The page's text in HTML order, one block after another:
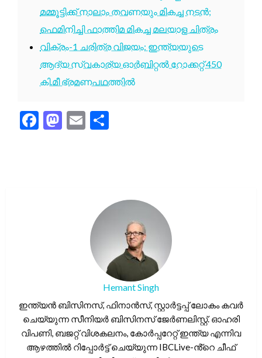
മമ്മൂട്ടിക്ക് നാലാം തവണയും മികച്ച നടൻ;
ഫെമിനിച്ചി ഫാത്തിമ മികച്ച മലയാള ചിത്രം
വിക്രം-1 ചരിത്ര വിജയം: ഇന്ത്യയുടെ
ആദ്യ സ്വകാര്യ ഓർബിറ്റൽ റോക്കറ്റ് 450
കി.മീ ഭ്രമണപഥത്തിൽ
Facebook
Mastodon
Email
Hemant Singh
ഇന്ത്യൻ ബിസിനസ്, ഫിനാൻസ്, സ്റ്റാർട്ടപ്പ് ലോകം കവർ
ചെയ്യുന്ന സീനിയർ ബിസിനസ് ജേർണലിസ്റ്റ്. ഓഹരി
വിപണി, ബജറ്റ് വിശകലനം, കോർപ്പറേറ്റ് ഇന്ത്യ എന്നിവ
ആഴത്തിൽ റിപ്പോർട്ട് ചെയ്യുന്ന IBCLive-ൻ്റെ ചീഫ്